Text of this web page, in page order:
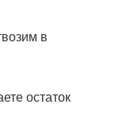
в
остаток